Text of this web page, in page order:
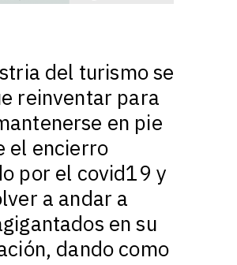
del turismo se
reinventar para
en pie
el encierro
por el covid19 y
a andar a
en su
dando como